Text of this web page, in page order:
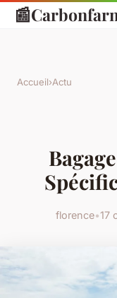
📰
Accueil›Actu
florence•17